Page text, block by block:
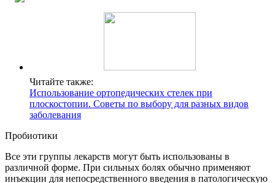
Читайте также:
Использование ортопедических стелек при
плоскостопии. Советы по выбору для разных видов
заболевания
Пробиотики
Все эти группы лекарств могут быть использованы в
различной форме. При сильных болях обычно применяют
инъекции для непосредственного введения в патологическую